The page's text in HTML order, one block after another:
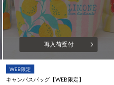
再入荷受付
WEB限定
キャンバスバッグ【WEB限定】